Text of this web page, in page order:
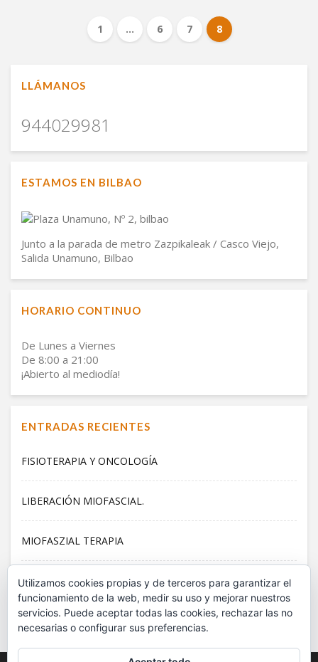
1 … 6 7 8
LLÁMANOS
944029981
ESTAMOS EN BILBAO
Junto a la parada de metro Zazpikaleak / Casco Viejo,
Salida Unamuno, Bilbao
HORARIO CONTINUO
De Lunes a Viernes
De 8:00 a 21:00
¡Abierto al mediodía!
ENTRADAS RECIENTES
FISIOTERAPIA Y ONCOLOGÍA
LIBERACIÓN MIOFASCIAL.
MIOFASZIAL TERAPIA
PILATES
EN MOVIMIENTO PESE AL CONFINAMIENTO.
Utilizamos cookies propias y de terceros para garantizar el
funcionamiento de la web, medir su uso y mejorar nuestros
servicios. Puede aceptar todas las cookies, rechazar las no
necesarias o configurar sus preferencias.